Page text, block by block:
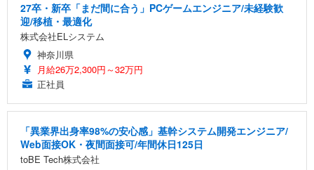
27卒・新卒「まだ間に合う」PCゲームエンジニア/未経験歓
迎/移植・最適化
株式会社ELシステム
神奈川県
月給26万2,300円～32万円
正社員
「異業界出身率98%の安心感」基幹システム開発エンジニア/
Web面接OK・夜間面接可/年間休日125日
toBE Tech株式会社